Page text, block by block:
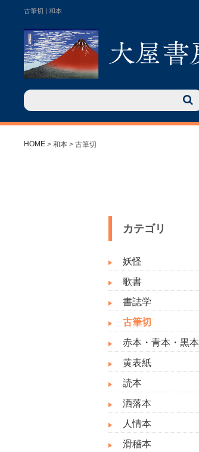
古筆切 | 和本
HOME > 和本 > 古筆切
カテゴリ
妖怪
歌書
書誌学
古筆切
赤本・青本・黒本
黄表紙
読本
洒落本
人情本
滑稽本